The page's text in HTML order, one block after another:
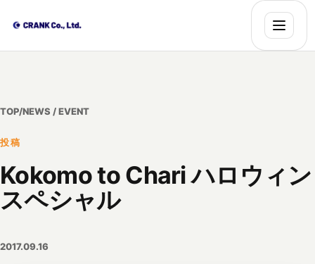
TOP/NEWS / EVENT
投稿
Kokomo to Chari ハロウィン
スペシャル
2017.09.16